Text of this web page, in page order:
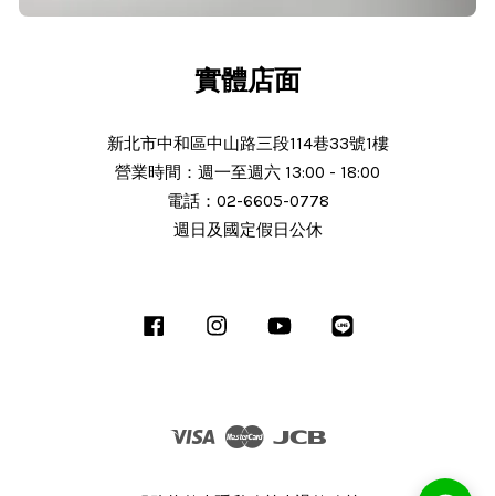
實體店面
新北市中和區中山路三段114巷33號1樓
營業時間：週一至週六 13:00 - 18:00
電話：02-6605-0778
週日及國定假日公休
Facebook InstagramYouTube
Visa Master JCB